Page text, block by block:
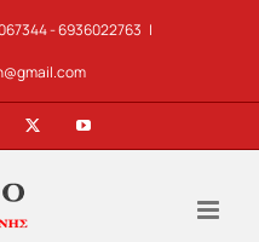
- 6936022763 |
YouTube